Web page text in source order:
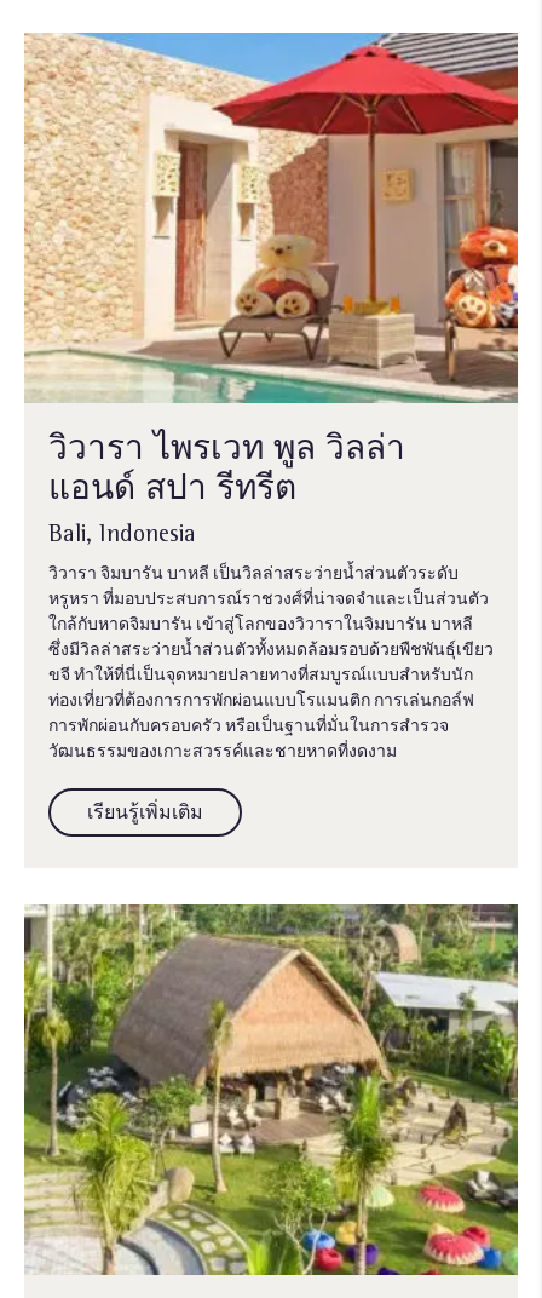
วิวารา ไพรเวท พูล วิลล่า
แอนด์ สปา รีทรีต
Bali, Indonesia
วิวารา จิมบารัน บาหลี เป็นวิลล่าสระว่ายน้ำส่วนตัวระดับ
หรูหรา ที่มอบประสบการณ์ราชวงศ์ที่น่าจดจำและเป็นส่วนตัว
ใกล้กับหาดจิมบารัน เข้าสู่โลกของวิวาราในจิมบารัน บาหลี
ซึ่งมีวิลล่าสระว่ายน้ำส่วนตัวทั้งหมดล้อมรอบด้วยพืชพันธุ์เขียว
ขจี ทำให้ที่นี่เป็นจุดหมายปลายทางที่สมบูรณ์แบบสำหรับนัก
ท่องเที่ยวที่ต้องการการพักผ่อนแบบโรแมนติก การเล่นกอล์ฟ
การพักผ่อนกับครอบครัว หรือเป็นฐานที่มั่นในการสำรวจ
วัฒนธรรมของเกาะสวรรค์และชายหาดที่งดงาม
เรียนรู้เพิ่มเติม